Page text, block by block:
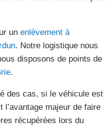
un enlèvement à
. Notre logistique nous
disposons de points de
.
des cas, si le véhicule est
l’avantage majeur de faire
récupérées lors du